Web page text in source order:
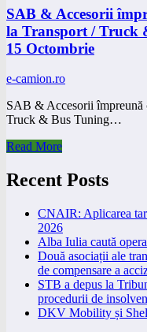
SAB & Accesorii
la Transport / Truck
15 Octombrie
e-camion.ro
SAB & Accesorii împreună
Truck & Bus Tuning…
Read More
Recent Posts
CNAIR: Aplicarea
2026
Alba Iulia caută
Două asociații ale
de compensare a
STB a depus la
procedurii de
DKV Mobility și